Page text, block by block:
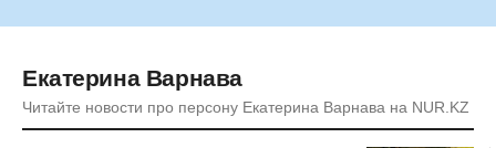
Екатерина Варнава
Читайте новости про персону Екатерина Варнава на NUR.KZ